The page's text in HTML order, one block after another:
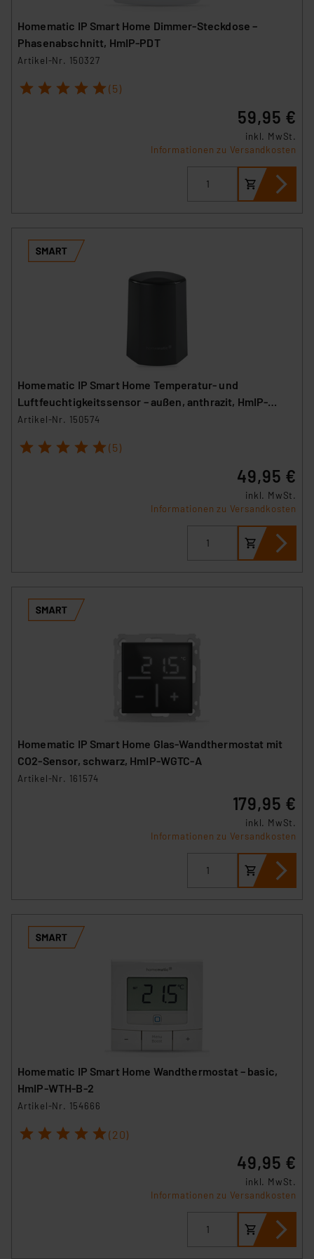
verbundenen Risiken.“
Impressum|Datenschutzerklärung
Homematic IP Smart Home Dimmer-Steckdose –
Phasenabschnitt, HmIP-PDT
Artikel-Nr. 150327
1 2 3 4 5 (5)
59,95 €
inkl. MwSt.
Informationen zu Versandkosten
Homematic IP Smart Home Temperatur- und
Luftfeuchtigkeitssensor – außen, anthrazit, HmIP-
STHO-A
Artikel-Nr. 150574
1 2 3 4 5 (5)
49,95 €
inkl. MwSt.
Informationen zu Versandkosten
Homematic IP Smart Home Glas-Wandthermostat mit
CO2-Sensor, schwarz, HmIP-WGTC-A
Artikel-Nr. 161574
179,95 €
inkl. MwSt.
Informationen zu Versandkosten
Homematic IP Smart Home Wandthermostat – basic,
HmIP-WTH-B-2
Artikel-Nr. 154666
1 2 3 4 5 (20)
49,95 €
inkl. MwSt.
Informationen zu Versandkosten